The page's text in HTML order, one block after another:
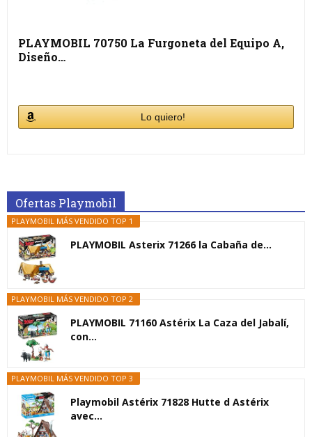
PLAYMOBIL 70750 La Furgoneta del Equipo A,
Diseño…
Lo quiero!
Ofertas Playmobil
PLAYMOBIL MÁS VENDIDO TOP 1
PLAYMOBIL Asterix 71266 la Cabaña de...
PLAYMOBIL MÁS VENDIDO TOP 2
PLAYMOBIL 71160 Astérix La Caza del Jabalí,
con...
PLAYMOBIL MÁS VENDIDO TOP 3
Playmobil Astérix 71828 Hutte d Astérix
avec...